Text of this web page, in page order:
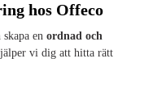
hos Offeco
skapa en ordnad och
vi dig att hitta rätt